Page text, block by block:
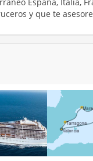
España, Italia,
y que te